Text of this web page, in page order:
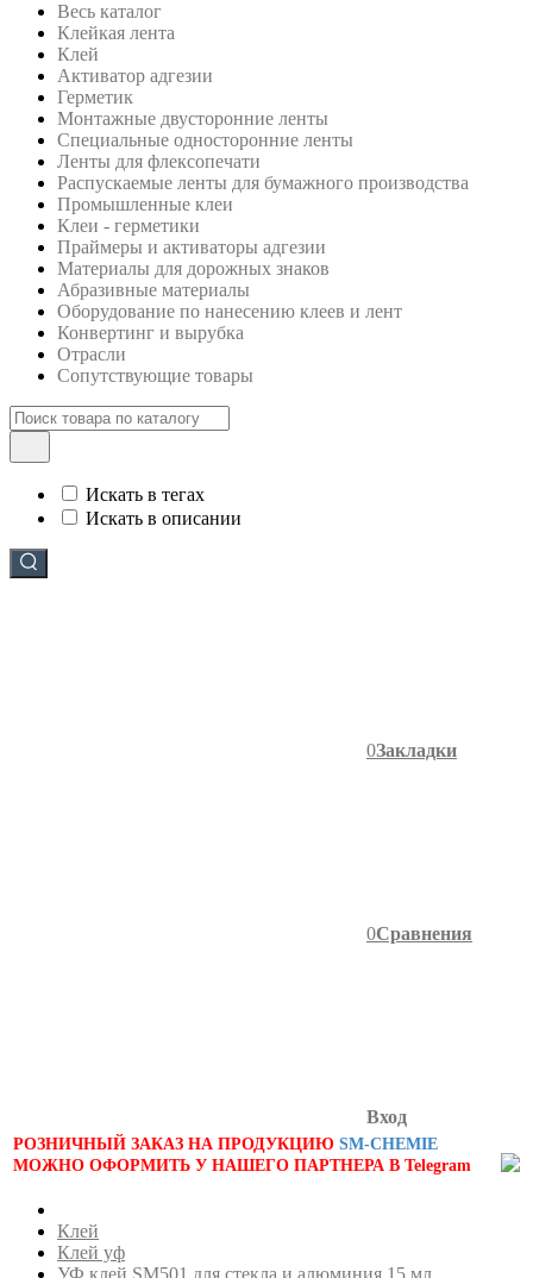
Весь каталог
Клейкая лента
Клей
Активатор адгезии
Герметик
Монтажные двусторонние ленты
Специальные односторонние ленты
Ленты для флексопечати
Распускаемые ленты для бумажного производства
Промышленные клеи
Клеи - герметики
Праймеры и активаторы адгезии
Материалы для дорожных знаков
Абразивные материалы
Оборудование по нанесению клеев и лент
Конвертинг и вырубка
Отрасли
Сопутствующие товары
Искать в тегах
Искать в описании
0Закладки
0Сравнения
Вход
РОЗНИЧНЫЙ ЗАКАЗ НА ПРОДУКЦИЮ SM-CHEMIE
МОЖНО ОФОРМИТЬ У НАШЕГО ПАРТНЕРА В Telegram
Клей
Клей уф
УФ клей SM501 для стекла и алюминия 15 мл.